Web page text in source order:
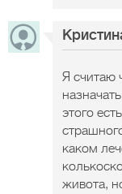
Я считаю
этого
каком
живота,